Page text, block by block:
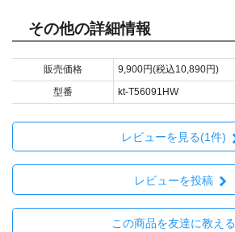
その他の詳細情報
販売価格
9,900円(税込10,890円)
型番
kt-T56091HW
レビューを見る(1件)
レビューを投稿
この商品を友達に教える